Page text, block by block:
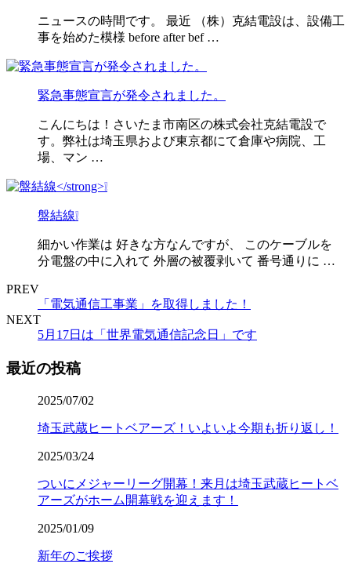
ニュースの時間です。 最近 （株）克結電設は、設備工
事を始めた模様 before after bef …
緊急事態宣言が発令されました。
こんにちは！さいたま市南区の株式会社克結電設で
す。弊社は埼玉県および東京都にて倉庫や病院、工
場、マン …
盤結線❕
細かい作業は 好きな方なんですが、 このケーブルを
分電盤の中に入れて 外層の被覆剥いて 番号通りに …
PREV
「電気通信工事業」を取得しました！
NEXT
5月17日は「世界電気通信記念日」です
最近の投稿
2025/07/02
埼玉武蔵ヒートベアーズ！いよいよ今期も折り返し！
2025/03/24
ついにメジャーリーグ開幕！来月は埼玉武蔵ヒートベ
アーズがホーム開幕戦を迎えます！
2025/01/09
新年のご挨拶